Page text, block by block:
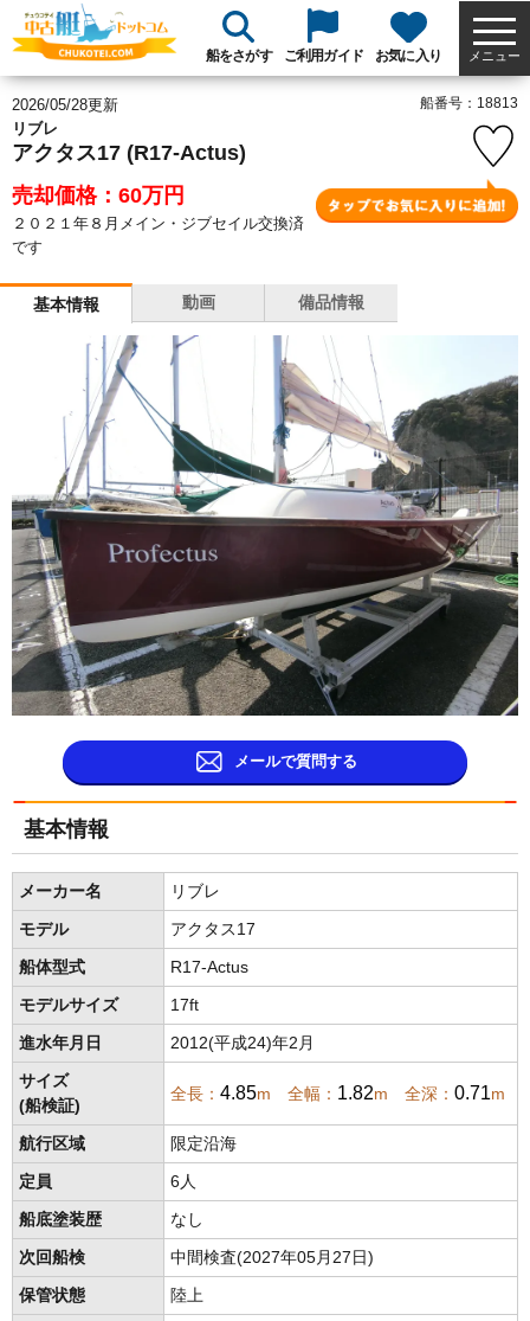
船をさがす ご利用ガイド お気に入り メニュー
2026/05/28更新
リブレ
アクタス17 (R17-Actus)
売却価格：60万円
２０２１年８月メイン・ジブセイル交換済
です
船番号：18813
基本情報 動画 備品情報
メールで質問する
基本情報
メーカー名 リブレ
モデル アクタス17
船体型式 R17-Actus
モデルサイズ 17ft
進水年月日 2012(平成24)年2月
サイズ
(船検証)
全長： 4.85m 全幅： 1.82m 全深： 0.71m
航行区域 限定沿海
定員 6人
船底塗装歴 なし
次回船検 中間検査(2027年05月27日)
保管状態 陸上